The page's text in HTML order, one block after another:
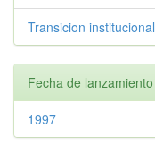
Transicion institucional
Fecha de lanzamiento
1997